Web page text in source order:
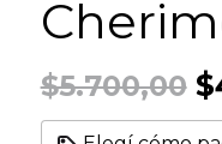
$5.700,00